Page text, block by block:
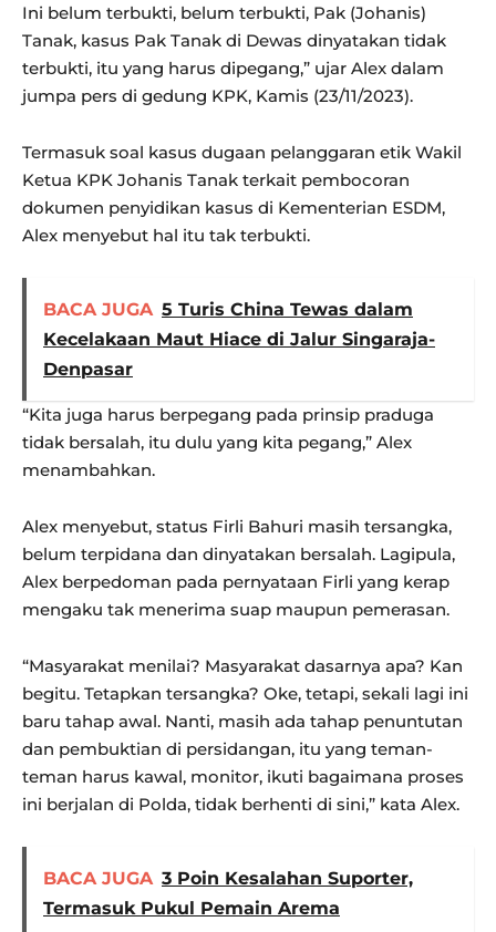
Ini belum terbukti, belum terbukti, Pak (Johanis)
Tanak, kasus Pak Tanak di Dewas dinyatakan tidak
terbukti, itu yang harus dipegang,” ujar Alex dalam
jumpa pers di gedung KPK, Kamis (23/11/2023).
Termasuk soal kasus dugaan pelanggaran etik Wakil
Ketua KPK Johanis Tanak terkait pembocoran
dokumen penyidikan kasus di Kementerian ESDM,
Alex menyebut hal itu tak terbukti.
BACA JUGA 5 Turis China Tewas dalam
Kecelakaan Maut Hiace di Jalur Singaraja-
Denpasar
“Kita juga harus berpegang pada prinsip praduga
tidak bersalah, itu dulu yang kita pegang,” Alex
menambahkan.
Alex menyebut, status Firli Bahuri masih tersangka,
belum terpidana dan dinyatakan bersalah. Lagipula,
Alex berpedoman pada pernyataan Firli yang kerap
mengaku tak menerima suap maupun pemerasan.
“Masyarakat menilai? Masyarakat dasarnya apa? Kan
begitu. Tetapkan tersangka? Oke, tetapi, sekali lagi ini
baru tahap awal. Nanti, masih ada tahap penuntutan
dan pembuktian di persidangan, itu yang teman-
teman harus kawal, monitor, ikuti bagaimana proses
ini berjalan di Polda, tidak berhenti di sini,” kata Alex.
BACA JUGA 3 Poin Kesalahan Suporter,
Termasuk Pukul Pemain Arema